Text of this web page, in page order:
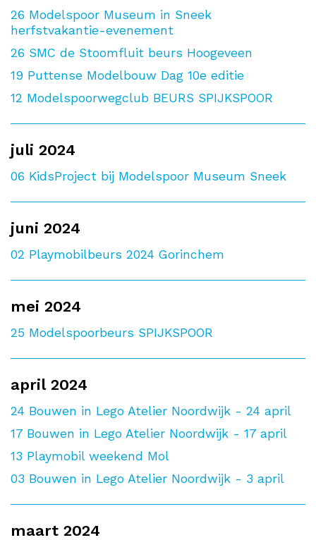
26 Modelspoor Museum in Sneek
herfstvakantie-evenement
26 SMC de Stoomfluit beurs Hoogeveen
19 Puttense Modelbouw Dag 10e editie
12 Modelspoorwegclub BEURS SPIJKSPOOR
juli 2024
06 KidsProject bij Modelspoor Museum Sneek
juni 2024
02 Playmobilbeurs 2024 Gorinchem
mei 2024
25 Modelspoorbeurs SPIJKSPOOR
april 2024
24 Bouwen in Lego Atelier Noordwijk - 24 april
17 Bouwen in Lego Atelier Noordwijk - 17 april
13 Playmobil weekend Mol
03 Bouwen in Lego Atelier Noordwijk - 3 april
maart 2024